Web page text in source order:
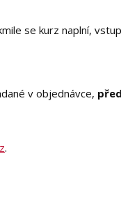
se kurz naplní,
v objednávce,
.